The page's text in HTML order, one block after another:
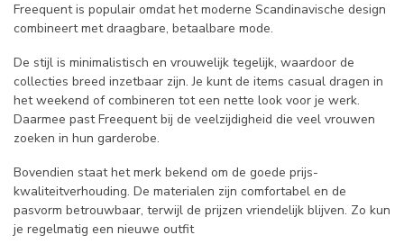
Freequent is populair omdat het moderne Scandinavische design
combineert met draagbare, betaalbare mode.
De stijl is minimalistisch en vrouwelijk tegelijk, waardoor de
collecties breed inzetbaar zijn. Je kunt de items casual dragen in
het weekend of combineren tot een nette look voor je werk.
Daarmee past Freequent bij de veelzijdigheid die veel vrouwen
zoeken in hun garderobe.
Bovendien staat het merk bekend om de goede prijs-
kwaliteitverhouding. De materialen zijn comfortabel en de
pasvorm betrouwbaar, terwijl de prijzen vriendelijk blijven. Zo kun
je regelmatig een nieuwe outfit